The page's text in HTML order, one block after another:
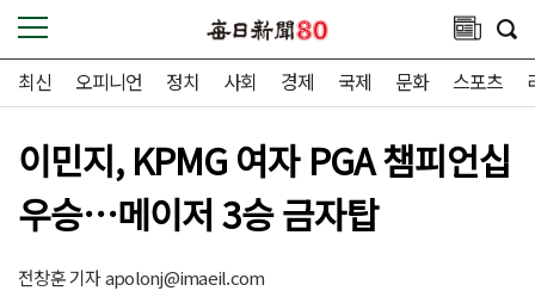
최신 오피니언 정치 사회 경제 국제 문화 스포츠
이민지, KPMG 여자 PGA 챔피언십
우승…메이저 3승 금자탑
전창훈 기자apolonj@imaeil.com